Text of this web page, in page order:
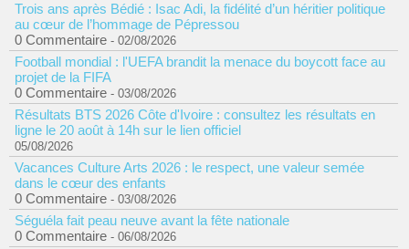
Trois ans après Bédié : Isac Adi, la fidélité d’un héritier politique
au cœur de l’hommage de Pépressou
0 Commentaire - 02/08/2026
Football mondial : l'UEFA brandit la menace du boycott face au
projet de la FIFA
0 Commentaire - 03/08/2026
Résultats BTS 2026 Côte d'Ivoire : consultez les résultats en
ligne le 20 août à 14h sur le lien officiel
05/08/2026
Vacances Culture Arts 2026 : le respect, une valeur semée
dans le cœur des enfants
0 Commentaire - 03/08/2026
Séguéla fait peau neuve avant la fête nationale
0 Commentaire - 06/08/2026